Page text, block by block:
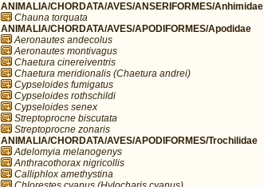
ANIMALIA/CHORDATA/AVES/ANSERIFORMES/Anhimidae
Chauna torquata
ANIMALIA/CHORDATA/AVES/APODIFORMES/Apodidae
Aeronautes andecolus
Aeronautes montivagus
Chaetura cinereiventris
Chaetura meridionalis (Chaetura andrei)
Cypseloides fumigatus
Cypseloides rothschildi
Cypseloides senex
Streptoprocne biscutata
Streptoprocne zonaris
ANIMALIA/CHORDATA/AVES/APODIFORMES/Trochilidae
Adelomyia melanogenys
Anthracothorax nigricollis
Calliphlox amethystina